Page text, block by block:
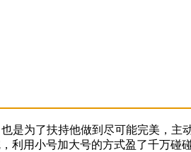
是为了扶持他做到尽可能完美，主
利用小号加大号的方式盈了千万碰